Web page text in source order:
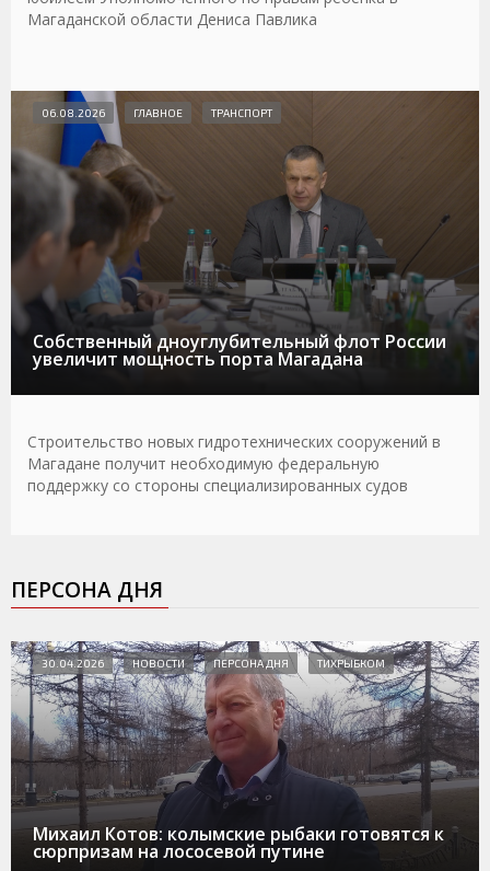
Магаданской области Дениса Павлика
Собственный дноуглубительный флот России
увеличит мощность порта Магадана
06.08.2026 ГЛАВНОЕ ТРАНСПОРТ
Строительство новых гидротехнических сооружений в
Магадане получит необходимую федеральную
поддержку со стороны специализированных судов
ПЕРСОНА ДНЯ
Михаил Котов: колымские рыбаки готовятся к
сюрпризам на лососевой путине
30.04.2026 НОВОСТИ ПЕРСОНА ДНЯ ТИХРЫБКОМ